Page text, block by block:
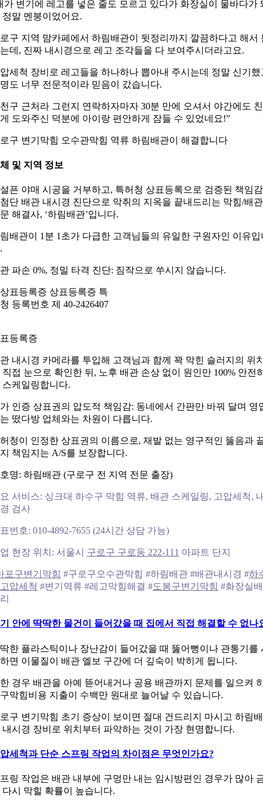
가 변기에 레고를 넣은 줄도 모르고 있다가 화장실이 물바다가
정말 멘붕이었어요.
구 지역 맘카페에서 하림배관이 뒷정리까지 깔끔하다고 해서
데, 진짜 내시경으로 레고 조각들을 다 보여주시더라고요.
세척 장비로 레고들을 하나하나 뽑아내 주시는데 정말 신기했
도 너무 전문적이라 믿음이 갔습니다.
구 근처라 그런지 연락하자마자 30분 만에 오셔서 야간에도
도와주신 덕분에 아이랑 편안하게 잠들 수 있었네요!”
구 변기막힘 오수관막힘 역류 하림배관이 해결합니다
및 지역 정보
픈 야매 시공을 거부하고, 특허청 상표등록으로 검증된 책임
단 배관 내시경 진단으로 악취의 지옥을 끝내드리는 막힘/배관
해결사, ‘하림배관’입니다.
배관이 1분 1초가 다급한 고객님들의 유일한 구원자인 이유입
파손 0%, 정밀 타격 진단: 짐작으로 쑤시지 않습니다.
등록증
내시경 카메라를 투입해 고객님과 함께 꽉 막힌 슬러지의 위
직접 눈으로 확인한 뒤, 노후 배관 손상 없이 원인만 100% 안전
스케일링합니다.
인증 상표권의 압도적 책임감: 동네에서 간판만 바꿔 달며 영
떴다방 업체와는 차원이 다릅니다.
청이 인정한 상표권의 이름으로, 재발 없는 영구적인 뚫음과
책임지는 A/S를 보장합니다.
명: 하림배관 (구로구 전 지역 전문 출장)
서비스: 싱크대 하수구 막힘 역류, 배관 스케일링, 고압세척,
검사
번호: 010-4892-7655 (24시간 상담 가능)
현장 위치: 서울시 구로구 구로동 222-111 아파트 단지
포구변기막힘 #구로구오수관막힘 #하림배관 #배관내시경 #하
압세척 #변기역류 #레고막힘해결 #도봉구변기막힘 #화장실
안에 딱딱한 물건이 들어갔을 때 집에서 직접 해결할 수 없나
한 플라스틱이나 장난감이 들어갔을 때 뚫어뻥이나 관통기를
면 이물질이 배관 엘보 구간에 더 깊숙이 박히게 됩니다.
경우 배관을 아예 뜯어내거나 공용 배관까지 문제를 일으켜
막힘비용 지출이 수백만 원대로 늘어날 수 있습니다.
구 변기막힘 초기 증상이 보이면 절대 건드리지 마시고 하림
내시경 장비로 위치부터 파악하는 것이 가장 현명합니다.
세척과 단순 스프링 작업의 차이점은 무엇인가요?
링 작업은 배관 내부에 구멍만 내는 임시방편인 경우가 많아
다시 막힐 확률이 높습니다.